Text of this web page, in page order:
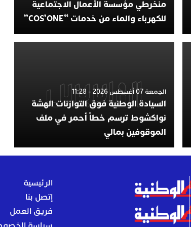
منخرطي مؤسسة الأعمال الاجتماعية
للكهرباء والماء من خدمات “COS’ONE”
الجمعة 07 أغسطس 2026 - 11:28
السيادة الوطنية فوق التوازنات الهشة
نواكشوط ترسم خطاً أحمر في ملف
الموقوفين بمالي
الرئيسية
إتصل بنا
فريق العمل